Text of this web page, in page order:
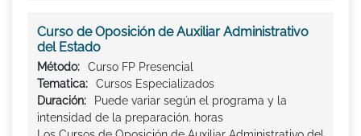
Curso de Oposición de Auxiliar Administrativo
del Estado
Método:
Curso FP Presencial
Tematica:
Cursos Especializados
Duración:
Puede variar según el programa y la
intensidad de la preparación. horas